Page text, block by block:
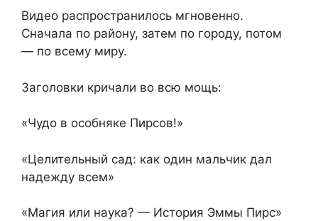
Видео распространилось мгновенно.
Сначала по району, затем по городу, потом
— по всему миру.
Заголовки кричали во всю мощь:
«Чудо в особняке Пирсов!»
«Целительный сад: как один мальчик дал
надежду всем»
«Магия или наука? — История Эммы Пирс»